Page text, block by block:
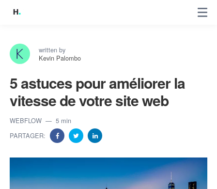
written by
Kevin Palombo
5 astuces pour améliorer la
vitesse de votre site web
WEBFLOW
5 min
PARTAGER: